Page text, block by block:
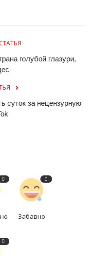
голубой глазури,
суток за нецензурную
0 0
Забавно
0